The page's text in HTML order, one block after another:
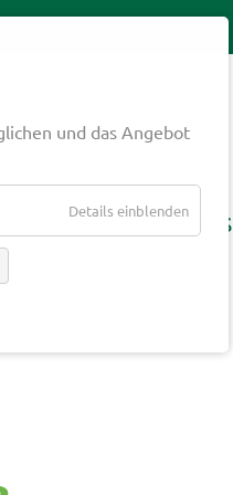
SERVICE AKTUELLES
und das Angebot
Details einblenden